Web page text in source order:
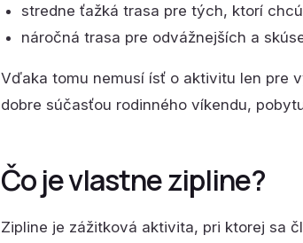
stredne ťažká trasa pre tých, ktorí
náročná trasa pre odvážnejších a
Vďaka tomu nemusí ísť o aktivitu len pre
dobre súčasťou rodinného víkendu,
Čo je vlastne zipline?
Zipline je zážitková aktivita, pri ktorej sa